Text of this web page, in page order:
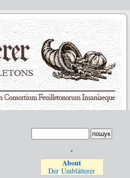
*
About
Der Umblätterer